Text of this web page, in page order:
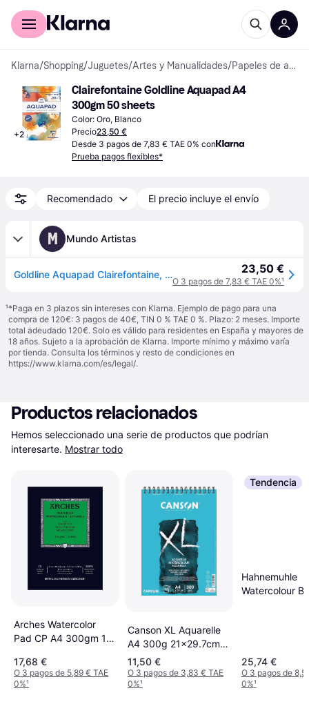
Comprar con Klarna
Klarna/Shopping/Juguetes/Artes y Manualidades/ Papeles de acuarela
+2
Clairefontaine Goldline Aquapad A4
300gm 50 sheets
Color: Oro, Blanco
Precio23,50 €
Desde 3 pagos de 7,83 € TAE 0% con
Prueba pagos flexibles*
Recomendado El precio incluye el envío
M Mundo Artistas
Goldline Aquapad Clairefontaine, DIN A4, 29,7 x 21 cm, A4 - 21 x 29,7 cm - 50 hojas, 300 g/m² 23,50 €
O 3 pagos de 7,83 € TAE 0%¹
¹*Paga en 3 plazos sin intereses con Klarna. Ejemplo de pago para una
compra de 120€: 3 pagos de 40€, TIN 0 % TAE 0 %. Plazo: 2 meses. Importe
total adeudado 120€. Solo es válido para residentes en España y mayores de
18 años. Sujeto a la aprobación de Klarna. Importe mínimo y máximo varía
por tienda. Consulta los términos y resto de condiciones en
https://www.klarna.com/es/legal/.
Productos relacionados
Hemos seleccionado una serie de productos que podrían
interesarte. Mostrar todo
Arches Watercolor
Pad CP A4 300gm 12
17,68 €
O 3 pagos de 5,89 € TAE
0%¹
Canson XL Aquarelle
A4 300g 21x29.7cm
30 sheets
11,50 €
O 3 pagos de 3,83 € TAE
0%¹
Tendencia
Hahnemuhle
Watercolour
25,74 €
O 3 pagos de
0%¹